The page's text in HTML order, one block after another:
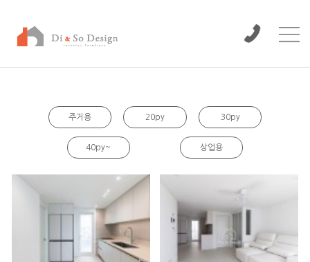
주거용 20py 30py
40py~ 상업용